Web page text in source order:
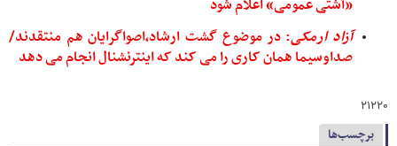
«آشتی عمومی» اعلام شود
آزاد ارمکی: در موضوع گشت ارشاد،اصواگرایان هم منتقدند/
صداوسیما همان کاری را می کند که اینترنشنال انجام می دهد
۲۱۲۲۰
برچسب‌ها